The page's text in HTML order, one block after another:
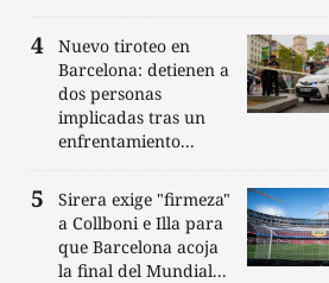
Nuevo tiroteo en
Barcelona: detienen a
dos personas
implicadas tras un
enfrentamiento...
Sirera exige "firmeza"
a Collboni e Illa para
que Barcelona acoja
la final del Mundial...